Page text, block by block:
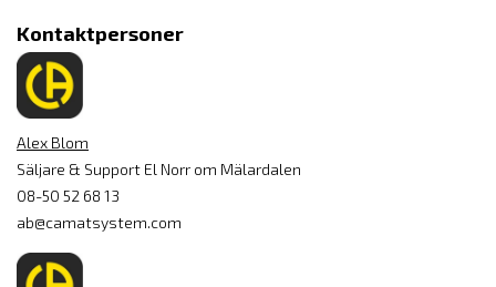
Kontaktpersoner
Alex Blom
Säljare & Support El Norr om Mälardalen
08-50 52 68 13
ab@camatsystem.com